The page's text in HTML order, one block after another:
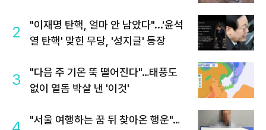
2
"이재명 탄핵, 얼마 안 남았다"...'윤석
열 탄핵' 맞힌 무당, '성지글' 등장
3
"다음 주 기온 뚝 떨어진다"…태풍도
없이 열돔 박살 낸 '이것'
"서울 여행하는 꿈 뒤 찾아온 행운"…